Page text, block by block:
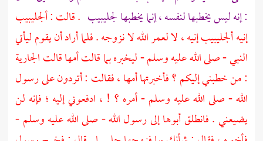
: إنه ليس يخطبها لنفسه ، إنما يخطبهالجليبيب . قالت :ألجليبيب
إنيهألجليبيبإنيه ، لا لعمر الله لا نزوجه . فلما أراد أن يقوم ليأتي
النبي - صلى الله عليه وسلم - ليخبره بما قالت أمها قالت الجارية
: من خطبني إليكم ؟ فأخبرتها أمها ، فقالت : أتردون على رسول
الله - صلى الله عليه وسلم - أمره ؟ ! ، ادفعوني إليه ؛ فإنه لن
يضيعني . فانطلق أبوها إلى رسول الله - صلى الله عليه وسلم -